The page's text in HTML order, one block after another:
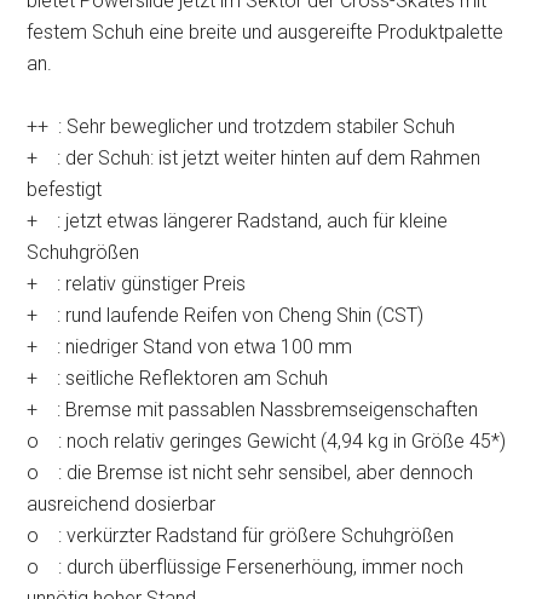
festem Schuh eine breite und ausgereifte Produktpalette
an.
++ : Sehr beweglicher und trotzdem stabiler Schuh
+ : der Schuh: ist jetzt weiter hinten auf dem Rahmen
befestigt
+ : jetzt etwas längerer Radstand, auch für kleine
Schuhgrößen
+ : relativ günstiger Preis
+ : rund laufende Reifen von Cheng Shin (CST)
+ : niedriger Stand von etwa 100 mm
+ : seitliche Reflektoren am Schuh
+ : Bremse mit passablen Nassbremseigenschaften
o : noch relativ geringes Gewicht (4,94 kg in Größe 45*)
o : die Bremse ist nicht sehr sensibel, aber dennoch
ausreichend dosierbar
o : verkürzter Radstand für größere Schuhgrößen
o : durch überflüssige Fersenerhöung, immer noch